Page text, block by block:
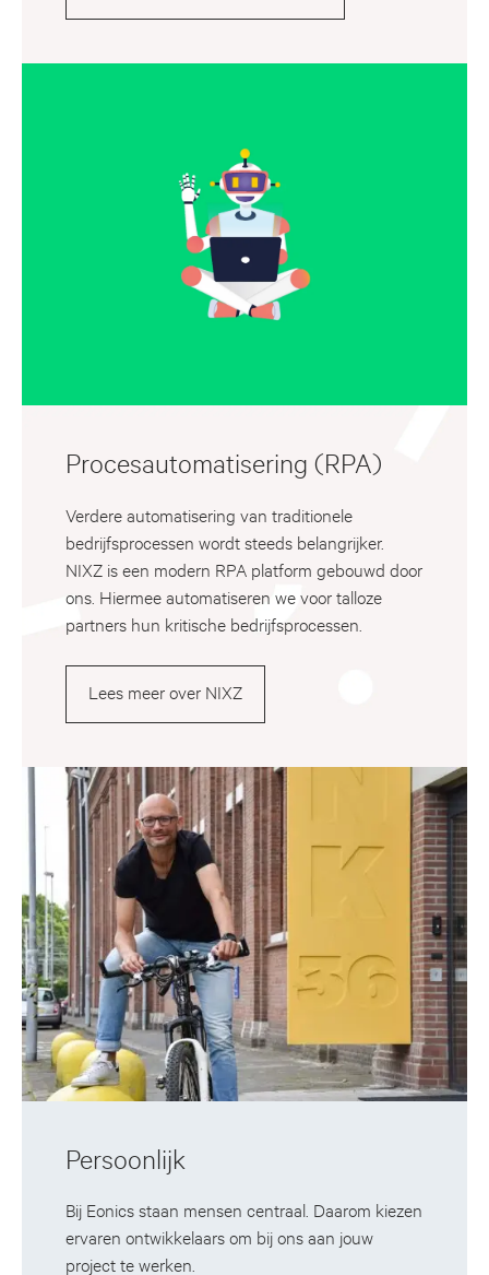
Procesautomatisering (RPA)
Verdere automatisering van traditionele
bedrijfsprocessen wordt steeds belangrijker.
NIXZ is een modern RPA platform gebouwd door
ons. Hiermee automatiseren we voor talloze
partners hun kritische bedrijfsprocessen.
Lees meer over NIXZ
Persoonlijk
Bij Eonics staan mensen centraal. Daarom kiezen
ervaren ontwikkelaars om bij ons aan jouw
project te werken.